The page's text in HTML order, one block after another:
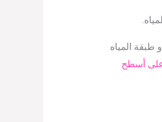
طبقة المياه
أسطح